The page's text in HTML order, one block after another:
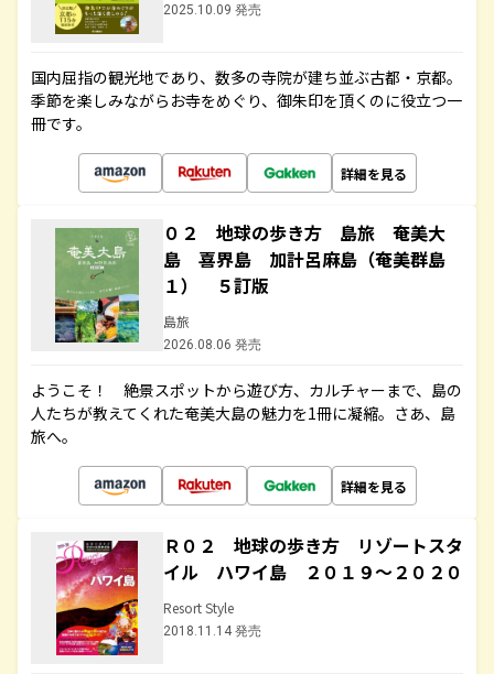
2025.10.09 発売
国内屈指の観光地であり、数多の寺院が建ち並ぶ古都・京都。
季節を楽しみながらお寺をめぐり、御朱印を頂くのに役立つ一
冊です。
詳細を見る
０２ 地球の歩き方 島旅 奄美大
島 喜界島 加計呂麻島（奄美群島
１） ５訂版
島旅
2026.08.06 発売
ようこそ！ 絶景スポットから遊び方、カルチャーまで、島の
人たちが教えてくれた奄美大島の魅力を1冊に凝縮。さあ、島
旅へ。
詳細を見る
Ｒ０２ 地球の歩き方 リゾートスタ
イル ハワイ島 ２０１９～２０２０
Resort Style
2018.11.14 発売